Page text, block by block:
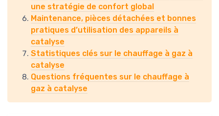
une stratégie de confort global
Maintenance, pièces détachées et bonnes
pratiques d’utilisation des appareils à
catalyse
Statistiques clés sur le chauffage à gaz à
catalyse
Questions fréquentes sur le chauffage à
gaz à catalyse